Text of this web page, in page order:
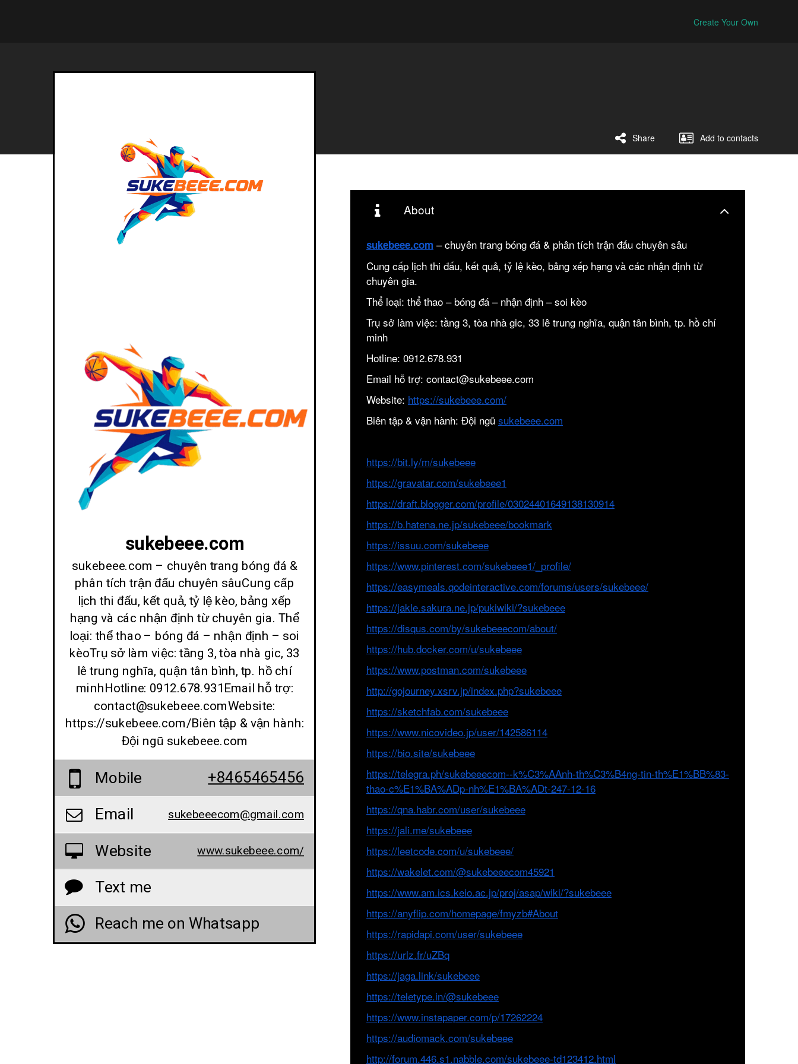
Create Your Own
Add to contacts
Share
sukebeee.com
sukebeee.com – chuyên trang bóng đá &
phân tích trận đấu chuyên sâuCung cấp
lịch thi đấu, kết quả, tỷ lệ kèo, bảng xếp
hạng và các nhận định từ chuyên gia. Thể
loại: thể thao – bóng đá – nhận định – soi
kèoTrụ sở làm việc: tầng 3, tòa nhà gic, 33
lê trung nghĩa, quận tân bình, tp. hồ chí
minhHotline: 0912.678.931Email hỗ trợ:
contact@sukebeee.comWebsite:
https://sukebeee.com/Biên tập & vận hành:
Đội ngũ sukebeee.com
Mobile +8465465456
Email sukebeeecom@gmail.com
Website www.sukebeee.com/
Text me
Reach me on Whatsapp
About
sukebeee.com – chuyên trang bóng đá & phân tích trận đấu chuyên sâu
Cung cấp lịch thi đấu, kết quả, tỷ lệ kèo, bảng xếp hạng và các nhận định từ
chuyên gia.
Thể loại: thể thao – bóng đá – nhận định – soi kèo
Trụ sở làm việc: tầng 3, tòa nhà gic, 33 lê trung nghĩa, quận tân bình, tp. hồ chí
minh
Hotline: 0912.678.931
Email hỗ trợ: contact@sukebeee.com
Website: https://sukebeee.com/
Biên tập & vận hành: Đội ngũ sukebeee.com
https://bit.ly/m/sukebeee
https://gravatar.com/sukebeee1
https://draft.blogger.com/profile/03024401649138130914
https://b.hatena.ne.jp/sukebeee/bookmark
https://issuu.com/sukebeee
https://www.pinterest.com/sukebeee1/_profile/
https://easymeals.qodeinteractive.com/forums/users/sukebeee/
https://jakle.sakura.ne.jp/pukiwiki/?sukebeee
https://disqus.com/by/sukebeeecom/about/
https://hub.docker.com/u/sukebeee
https://www.postman.com/sukebeee
http://gojourney.xsrv.jp/index.php?sukebeee
https://sketchfab.com/sukebeee
https://www.nicovideo.jp/user/142586114
https://bio.site/sukebeee
https://telegra.ph/sukebeeecom--k%C3%AAnh-th%C3%B4ng-tin-th%E1%BB%83-
thao-c%E1%BA%ADp-nh%E1%BA%ADt-247-12-16
https://qna.habr.com/user/sukebeee
https://jali.me/sukebeee
https://leetcode.com/u/sukebeee/
https://wakelet.com/@sukebeeecom45921
https://www.am.ics.keio.ac.jp/proj/asap/wiki/?sukebeee
https://anyflip.com/homepage/fmyzb#About
https://rapidapi.com/user/sukebeee
https://urlz.fr/uZBq
https://jaga.link/sukebeee
https://teletype.in/@sukebeee
https://www.instapaper.com/p/17262224
https://audiomack.com/sukebeee
http://forum.446.s1.nabble.com/sukebeee-td123412.html